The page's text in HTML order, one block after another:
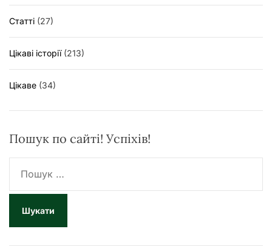
Статті (27)
Цікаві історії(213)
Цікаве (34)
Пошук по сайті! Успіхів!
ш
к